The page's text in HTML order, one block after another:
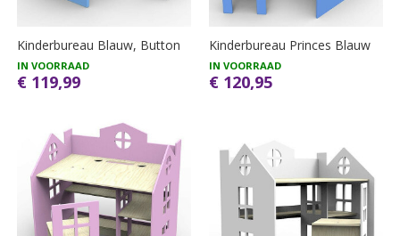
Kinderbureau Blauw, Button
IN VOORRAAD
€ 119,99
Kinderbureau Princes Blauw
IN VOORRAAD
€ 120,95